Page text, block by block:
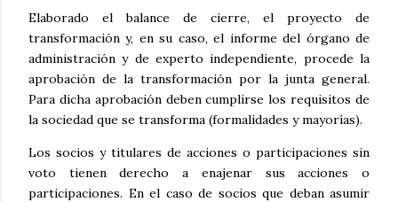
Elaborado el balance de cierre, el proyecto de
transformación y, en su caso, el informe del órgano de
administración y de experto independiente, procede la
aprobación de la transformación por la junta general.
Para dicha aprobación deben cumplirse los requisitos de
la sociedad que se transforma (formalidades y mayorías).
Los socios y titulares de acciones o participaciones sin
voto tienen derecho a enajenar sus acciones o
participaciones. En el caso de socios que deban asumir